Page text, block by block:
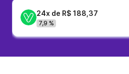
24x de R$ 188,37
7,9 %